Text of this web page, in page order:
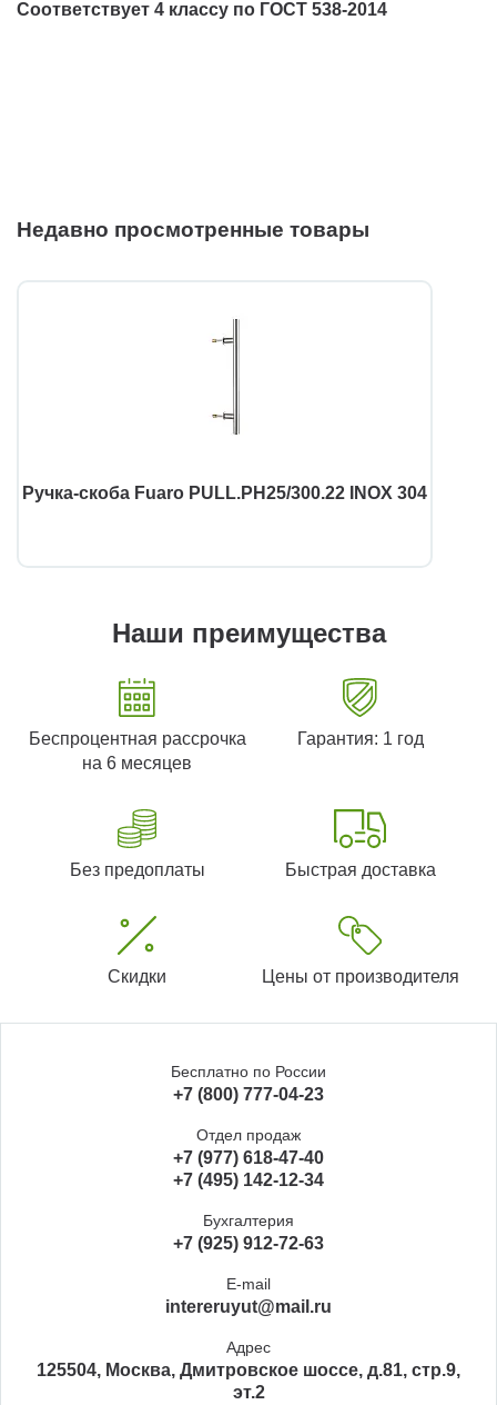
Соответствует 4 классу по ГОСТ 538-2014
Недавно просмотренные товары
Ручка-скоба Fuaro PULL.PH25/300.22 INOX 304
Наши преимущества
Беспроцентная рассрочка
на 6 месяцев
Гарантия: 1 год
Без предоплаты Быстрая доставка
Скидки Цены от производителя
Бесплатно по России
+7 (800) 777-04-23
Отдел продаж
+7 (977) 618-47-40
+7 (495) 142-12-34
Бухгалтерия
+7 (925) 912-72-63
E-mail
intereruyut@mail.ru
Адрес
125504, Москва, Дмитровское шоссе, д.81, стр.9,
эт.2